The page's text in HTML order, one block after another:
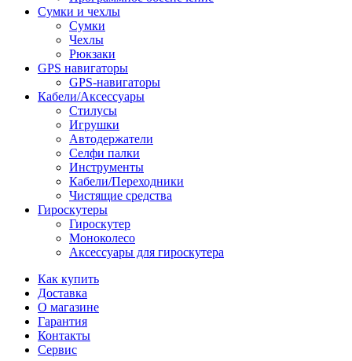
Сумки и чехлы
Сумки
Чехлы
Рюкзаки
GPS навигаторы
GPS-навигаторы
Кабели/Аксессуары
Стилусы
Игрушки
Автодержатели
Селфи палки
Инструменты
Кабели/Переходники
Чистящие средства
Гироскутеры
Гироскутер
Моноколесо
Аксессуары для гироскутера
Как купить
Доставка
О магазине
Гарантия
Контакты
Сервис